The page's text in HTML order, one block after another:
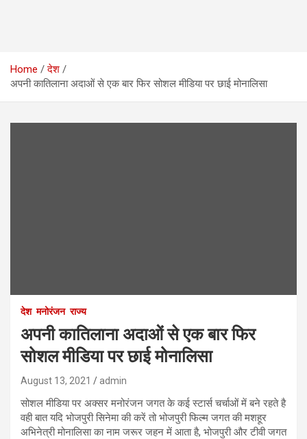
Home
देश
अपनी कातिलाना अदाओं से एक बार फिर सोशल मीडिया पर छाई मोनालिसा
देश मनोरंजन राज्य
अपनी कातिलाना अदाओं से एक बार फिर
सोशल मीडिया पर छाई मोनालिसा
August 13, 2021 admin
सोशल मीडिया पर अक्सर मनोरंजन जगत के कई स्टार्स चर्चाओं में बने रहते है
वही बात यदि भोजपुरी सिनेमा की करें तो भोजपुरी फिल्म जगत की मशहूर
अभिनेत्री मोनालिसा का नाम जरूर जहन में आता है, भोजपुरी और टीवी जगत